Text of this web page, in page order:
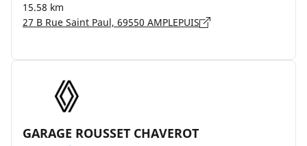
15.58 km
27 B Rue Saint Paul, 69550 AMPLEPUIS
GARAGE ROUSSET CHAVEROT